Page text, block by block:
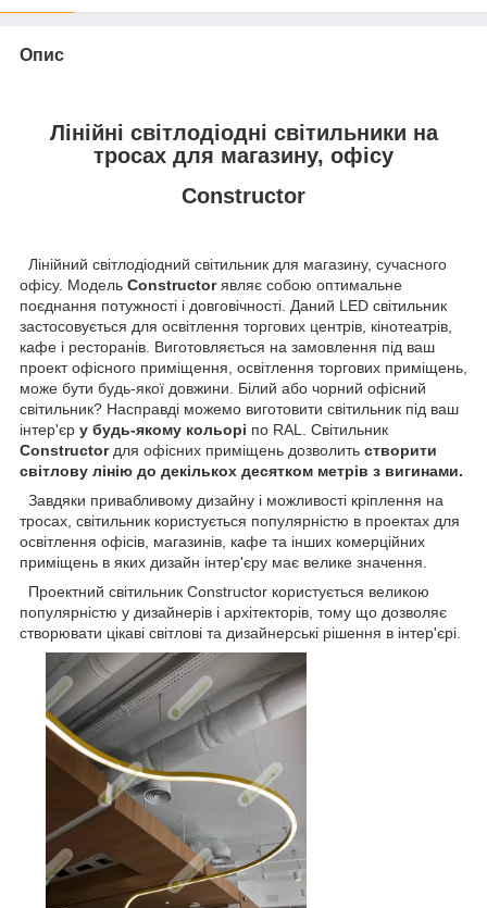
Опис
Лінійні світлодіодні світильники на
тросах для магазину, офісу
Constructor
Лінійний світлодіодний світильник для магазину, сучасного
офісу. Модель Constructorявляє собою оптимальне
поєднання потужності і довговічності. Даний LED світильник
застосовується для освітлення торгових центрів, кінотеатрів,
кафе і ресторанів. Виготовляється на замовлення під ваш
проект офісного приміщення, освітлення торгових приміщень,
може бути будь-якої довжини. Білий або чорний офісний
світильник? Насправді можемо виготовити світильник під ваш
інтер'єр у будь-якому кольорі по RAL. Світильник
Constructorдля офісних приміщень дозволить створити
світлову лінію до декількох десятком метрів з вигинами.
Завдяки привабливому дизайну і можливості кріплення на
тросах, світильник користується популярністю в проектах для
освітлення офісів, магазинів, кафе та інших комерційних
приміщень в яких дизайн інтер'єру має велике значення.
Проектний світильник Constructor користується великою
популярністю у дизайнерів і архітекторів, тому що дозволяє
створювати цікаві світлові та дизайнерські рішення в інтер'єрі.